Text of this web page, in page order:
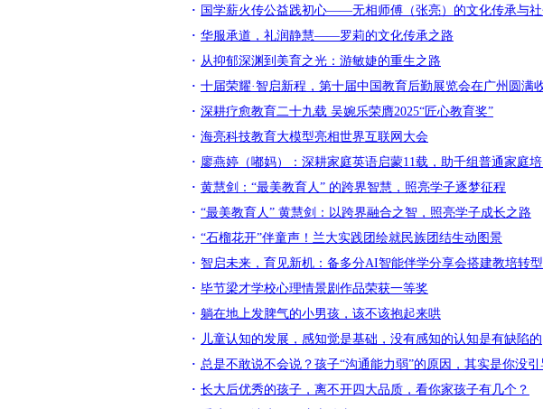
国学薪火传公益践初心——无相师傅（张亮）的文化传承与
华服承道，礼润静慧——罗莉的文化传承之路
从抑郁深渊到美育之光：游敏婕的重生之路
十届荣耀·智启新程，第十届中国教育后勤展览会在广州圆满
深耕疗愈教育二十九载 吴婉乐荣膺2025“匠心教育奖”
海亮科技教育大模型亮相世界互联网大会
廖燕婷（嘟妈）：深耕家庭英语启蒙11载，助千组普通家庭
黄慧剑：“最美教育人” 的跨界智慧，照亮学子逐梦征程
“最美教育人” 黄慧剑：以跨界融合之智，照亮学子成长之路
“石榴花开”伴童声！兰大实践团绘就民族团结生动图景
智启未来，育见新机：备多分AI智能伴学分享会搭建教培转
毕节梁才学校心理情景剧作品荣获一等奖
躺在地上发脾气的小男孩，该不该抱起来哄
儿童认知的发展，感知觉是基础，没有感知的认知是有缺陷的
总是不敢说不会说？孩子“沟通能力弱”的原因，其实是你没引
长大后优秀的孩子，离不开四大品质，看你家孩子有几个？